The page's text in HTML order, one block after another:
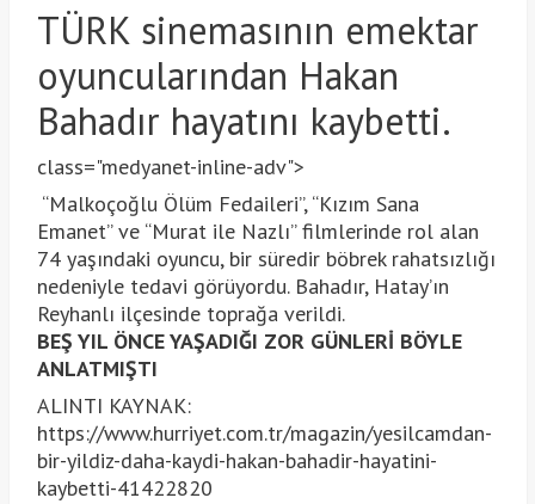
TÜRK sinemasının emektar
oyuncularından Hakan
Bahadır hayatını kaybetti.
class="medyanet-inline-adv">
“Malkoçoğlu Ölüm Fedaileri”, “Kızım Sana
Emanet” ve “Murat ile Nazlı” filmlerinde rol alan
74 yaşındaki oyuncu, bir süredir böbrek rahatsızlığı
nedeniyle tedavi görüyordu. Bahadır, Hatay’ın
Reyhanlı ilçesinde toprağa verildi.
BEŞ YIL ÖNCE YAŞADIĞI ZOR GÜNLERİ BÖYLE
ANLATMIŞTI
ALINTI KAYNAK:
https://www.hurriyet.com.tr/magazin/yesilcamdan-
bir-yildiz-daha-kaydi-hakan-bahadir-hayatini-
kaybetti-41422820